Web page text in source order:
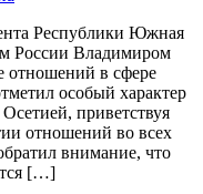
Республики Южная
России Владимиром
отношений в сфере
особый характер
приветствуя
отношений во всех
внимание, что
[…]